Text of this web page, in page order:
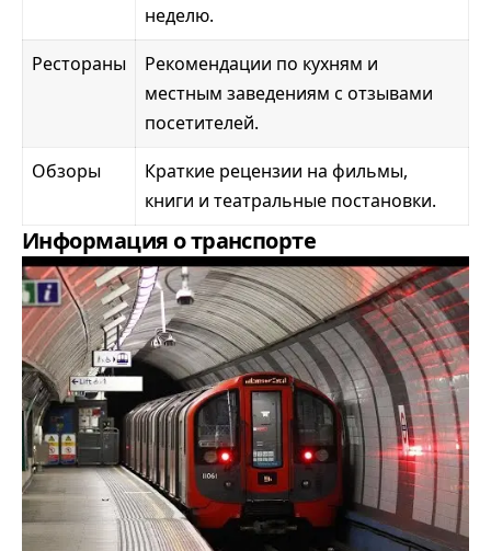
неделю.
Рестораны
Рекомендации по кухням и
местным заведениям с отзывами
посетителей.
Обзоры
Краткие рецензии на фильмы,
книги и театральные постановки.
Информация о транспорте